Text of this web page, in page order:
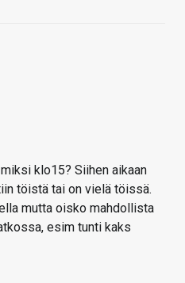
klo15? Siihen aikaan
töistä tai on vielä töissä.
mutta oisko mahdollista
esim tunti kaks